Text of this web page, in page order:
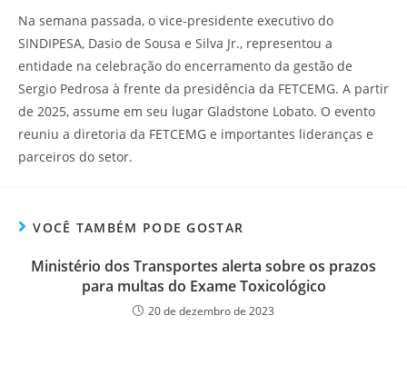
Na semana passada, o vice-presidente executivo do
SINDIPESA, Dasio de Sousa e Silva Jr., representou a
entidade na celebração do encerramento da gestão de
Sergio Pedrosa à frente da presidência da FETCEMG. A partir
de 2025, assume em seu lugar Gladstone Lobato. O evento
reuniu a diretoria da FETCEMG e importantes lideranças e
parceiros do setor.
VOCÊ TAMBÉM PODE GOSTAR
Ministério dos Transportes alerta sobre os prazos
para multas do Exame Toxicológico
20 de dezembro de 2023